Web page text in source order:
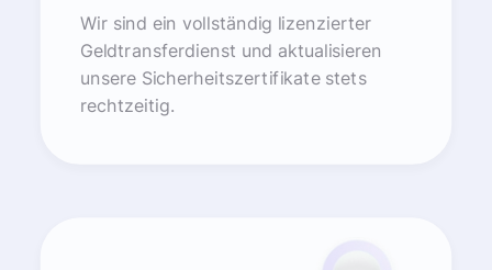
Wir sind ein vollständig lizenzierter
Geldtransferdienst und aktualisieren
unsere Sicherheitszertifikate stets
rechtzeitig.